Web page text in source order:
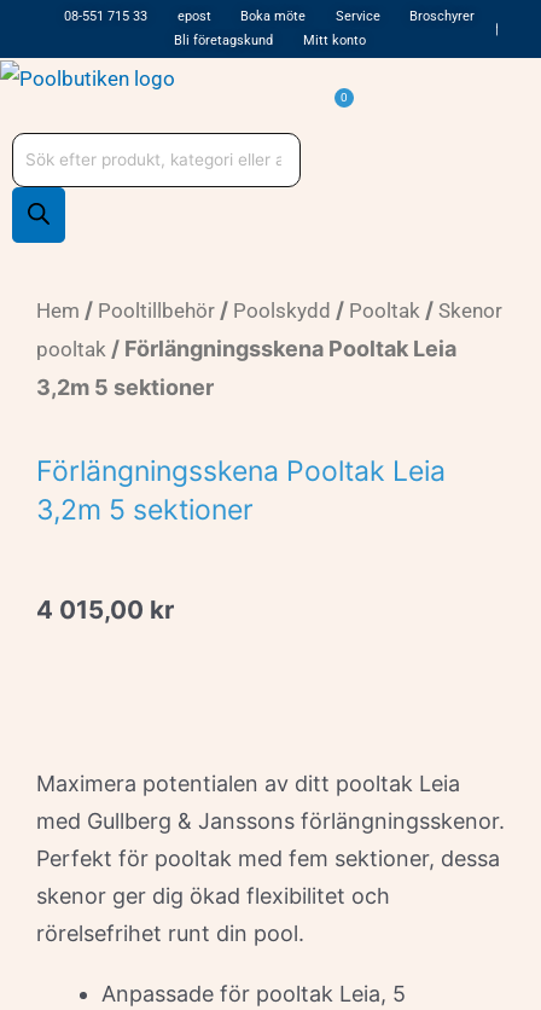
till
innehåll
08-551 715 33 epost Boka möte Service
Broschyrer
Bli företagskund
Mitt konto
0
Varukorg
Produktsökning
Hem / Pooltillbehör / Poolskydd / Pooltak / Skenor
pooltak / Förlängningsskena Pooltak Leia
3,2m 5 sektioner
Förlängningsskena Pooltak Leia
3,2m 5 sektioner
4 015,00 kr
Maximera potentialen av ditt pooltak Leia
med Gullberg & Janssons förlängningsskenor.
Perfekt för pooltak med fem sektioner, dessa
skenor ger dig ökad flexibilitet och
rörelsefrihet runt din pool.
Anpassade för pooltak Leia, 5